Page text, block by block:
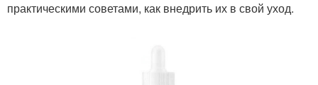
практическими советами, как внедрить их в свой уход.